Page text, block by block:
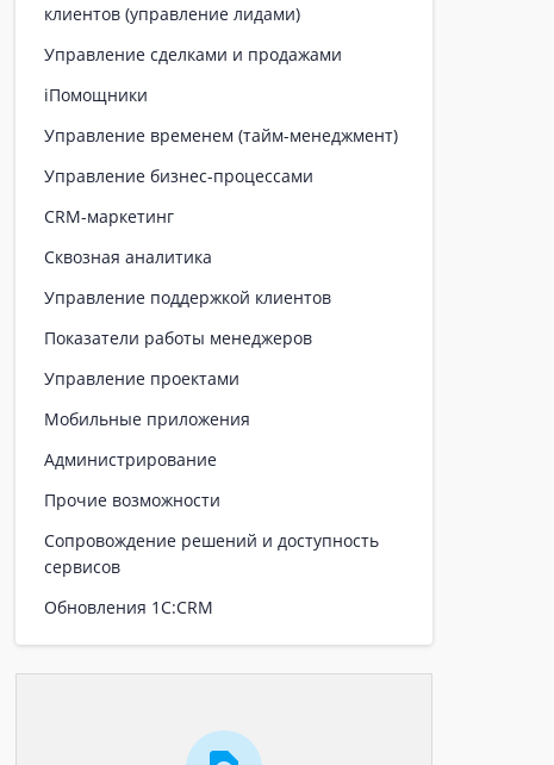
клиентов (управление лидами)
Управление сделками и продажами
iПомощники
Управление временем (тайм-менеджмент)
Управление бизнес-процессами
CRM-маркетинг
Сквозная аналитика
Управление поддержкой клиентов
Показатели работы менеджеров
Управление проектами
Мобильные приложения
Администрирование
Прочие возможности
Сопровождение решений и доступность
сервисов
Обновления 1С:CRM